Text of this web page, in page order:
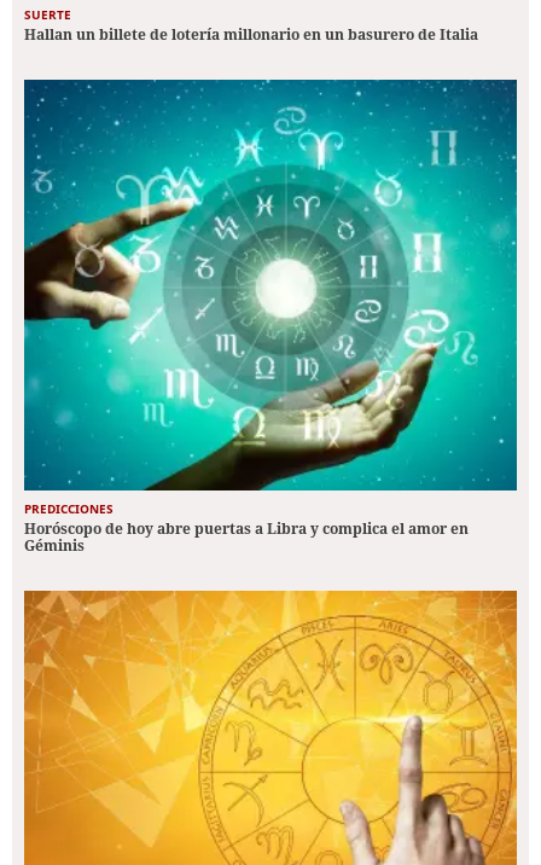
SUERTE
Hallan un billete de lotería millonario en un basurero de Italia
PREDICCIONES
Horóscopo de hoy abre puertas a Libra y complica el amor en
Géminis